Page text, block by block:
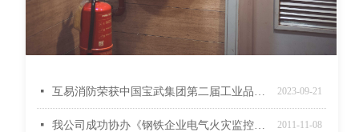
2023-09-21
넷 互易消防荣获中国宝武集团第二届工业品供应链生态伙伴大会22年度成本优胜奖
2011-11-08
넷 我公司成功协办《钢铁企业电气火灾监控系统设计规范》审查定稿工作会议